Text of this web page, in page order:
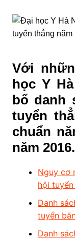
Với
học Y
bố danh
tuyển
chuẩn
năm 2016.
Nguy cơ
hội
Danh
tuyển
Danh